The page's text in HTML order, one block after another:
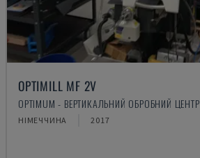
OPTIMILL MF 2V
OPTIMUM - ВЕРТИКАЛЬНИЙ ОБРОБНИЙ ЦЕНТР
НІМЕЧЧИНА 2017